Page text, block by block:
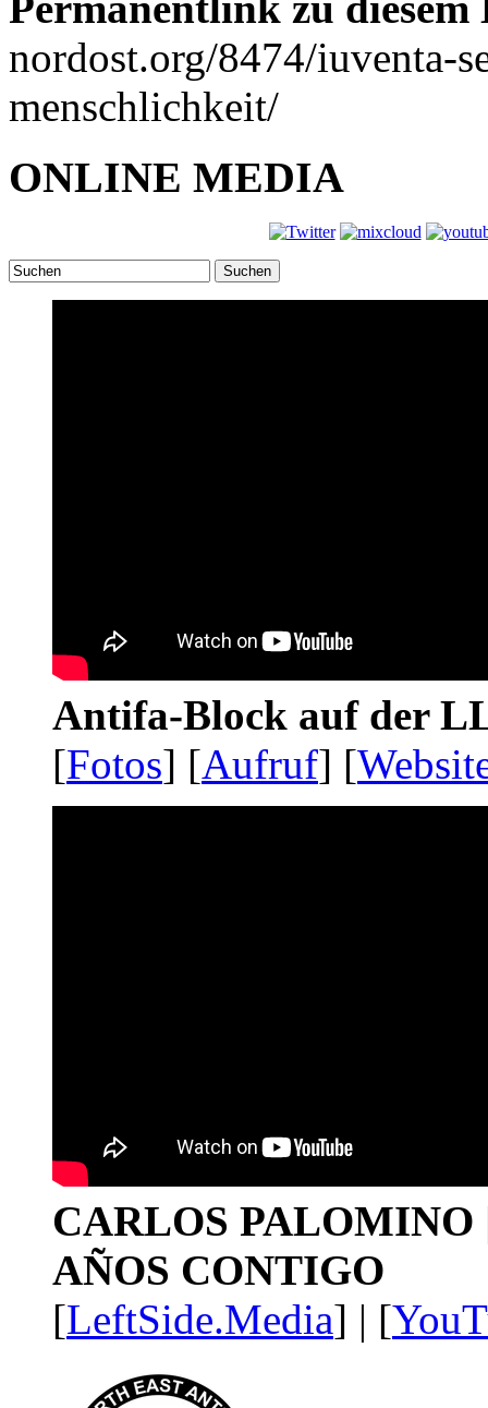
nordost.org/8474/iuventa-
menschlichkeit/
ONLINE MEDIA
Suchen
Antifa-Block auf der
[Fotos] [Aufruf] [
CARLOS PALOMINO
AÑOS CONTIGO
[LeftSide.Media] | [